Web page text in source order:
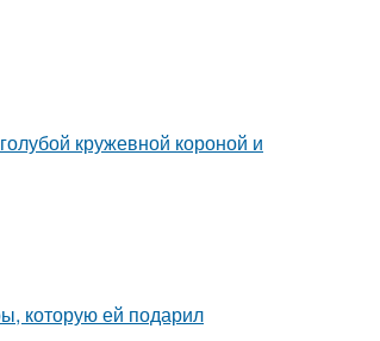
кружевной короной и
которую ей подарил